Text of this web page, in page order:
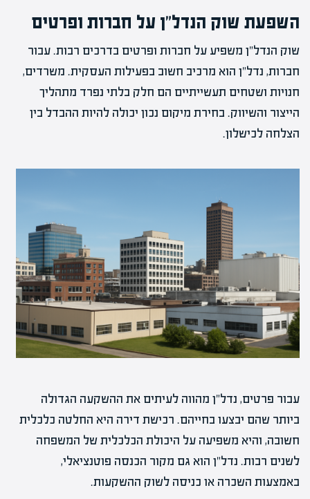
השפעת שוק הנדל"ן על חברות ופרטים
שוק הנדל"ן משפיע על חברות ופרטים בדרכים רבות. עבור
חברות, נדל"ן הוא מרכיב חשוב בפעילות העסקית. משרדים,
חנויות ושטחים תעשייתיים הם חלק בלתי נפרד מתהליך
הייצור והשיווק. בחירת מיקום נכון יכולה להיות ההבדל בין
הצלחה לכישלון.
עבור פרטים, נדל"ן מהווה לעיתים את ההשקעה הגדולה
ביותר שהם יבצעו בחייהם. רכישת דירה היא החלטה כלכלית
חשובה, והיא משפיעה על היכולת הכלכלית של המשפחה
לשנים רבות. נדל"ן הוא גם מקור הכנסה פוטנציאלי,
באמצעות השכרה או כניסה לשוק ההשקעות.